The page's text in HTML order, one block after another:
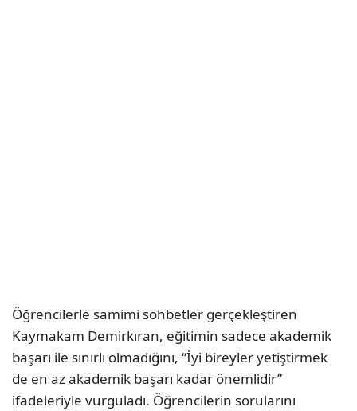
Öğrencilerle samimi sohbetler gerçekleştiren
Kaymakam Demirkıran, eğitimin sadece akademik
başarı ile sınırlı olmadığını, “İyi bireyler yetiştirmek
de en az akademik başarı kadar önemlidir”
ifadeleriyle vurguladı. Öğrencilerin sorularını